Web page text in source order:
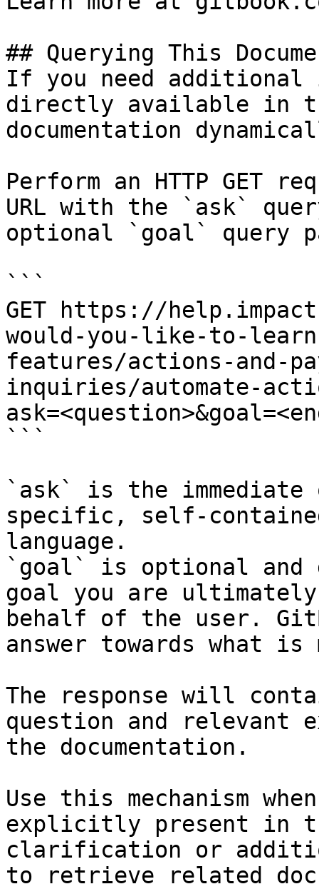
## Querying This
If you need
directly available in
documentation
Perform an HTTP GET
URL with the `ask`
optional `goal` query
```
GET https://
would-you-like-to-
features/actions-and-
inquiries/automate-
```
`ask` is the
specific, self-
language.
`goal` is optional and
goal you are
behalf of the user.
answer towards what
The response will
question and relevant
the documentation.
Use this mechanism
explicitly present in
clarification or